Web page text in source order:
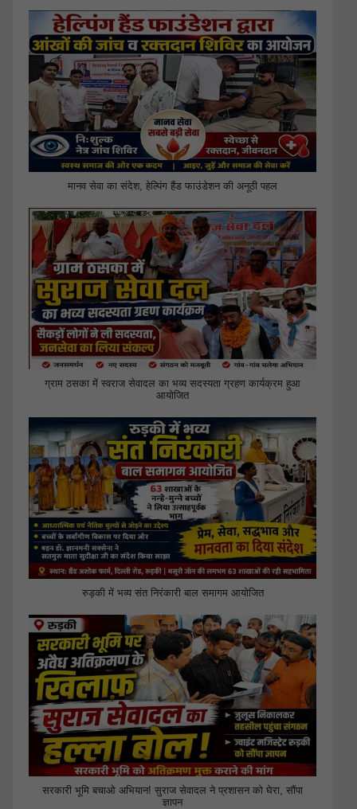
मानव सेवा का संदेश, हेल्पिंग हैंड फाउंडेशन की अनूठी पहल
ग्राम ठसका में स्वराज सेवादल का भव्य सदस्यता ग्रहण कार्यक्रम हुआ
आयोजित
रुड़की में भव्य संत निरंकारी बाल समागम आयोजित
सरकारी भूमि बचाओ अभियान! सुराज सेवादल ने प्रशासन को घेरा, सौंपा
ज्ञापन